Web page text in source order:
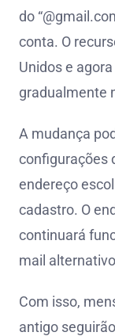
do
conta. O
Unidos e
gradualmente
A mudança
configurações
endereço
cadastro. O
continuará
mail
Com isso,
antigo